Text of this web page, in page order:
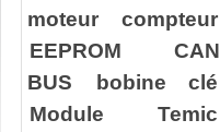
moteur compteur
EEPROM
CAN
BUS
bobine clé
Module Temic